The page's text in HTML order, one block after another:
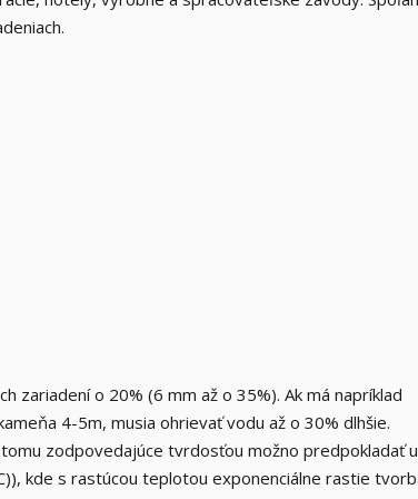
zariadení o 20% (6 mm až o 35%). Ak má napríklad
4-5m, musia ohrievať vodu až o 30% dlhšie.
zodpovedajúce tvrdosťou možno predpokladať u
kde s rastúcou teplotou exponenciálne rastie